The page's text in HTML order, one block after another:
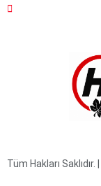
Tüm Hakları Saklıdır. |